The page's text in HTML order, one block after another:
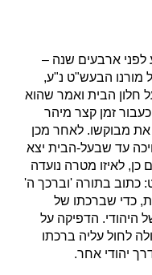
לפני ארבעים שנה –
מורנו הבעש"ט נ"ע,
חלון הבית ואמר שהוא
זמן קצר מיהר
מבוקשו. לאחר מכן
עד שבעל-הבית יצא
כן, לאיזו מטרה נועדה
כתוב בתורה 'וברכך ה'
כדי שברכתו של
היהודי. הדפיקה על
לחול עליה ברכתו
יהודי אחר.